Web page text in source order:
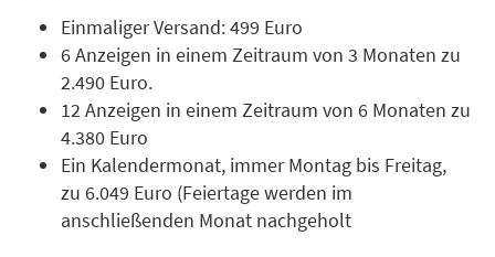
Einmaliger Versand: 499 Euro
6 Anzeigen in einem Zeitraum von 3 Monaten zu
2.490 Euro.
12 Anzeigen in einem Zeitraum von 6 Monaten zu
4.380 Euro
Ein Kalendermonat, immer Montag bis Freitag,
zu 6.049 Euro (Feiertage werden im
anschließenden Monat nachgeholt